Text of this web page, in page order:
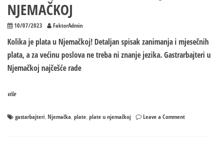
NJEMAČKOJ
10/07/2023 FaktorAdmin
Kolika je plata u Njemačkoj! Detaljan spisak zanimanja i mjesečnih
plata, a za većinu poslova ne treba ni znanje jezika. Gastrarbajteri u
Njemačkoj najčešće rade
više
gastarbajteri, Njemačka, plate, plate u njemačkoj Leave a Commenton